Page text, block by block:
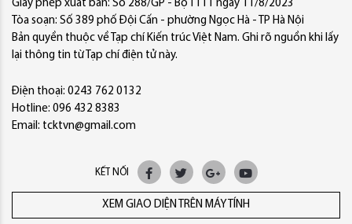
Giấy phép xuất bản: Số 288/GP - Bộ TTTT ngày 11/8/2023
Tòa soạn: Số 389 phố Đội Cấn - phường Ngọc Hà - TP Hà Nội
Bản quyền thuộc về Tạp chí Kiến trúc Việt Nam. Ghi rõ nguồn khi lấy
lại thông tin từ Tạp chí điện tử này.
Điện thoại: 0243 762 0132
Hotline: 096 432 8383
Email: tcktvn@gmail.com
KẾT NỐI
XEM GIAO DIỆN TRÊN MÁY TÍNH